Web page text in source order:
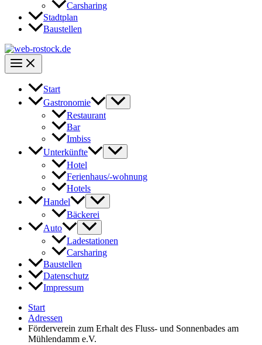
Carsharing
Stadtplan
Baustellen
Start
Gastronomie
Restaurant
Bar
Imbiss
Unterkünfte
Hotel
Ferienhaus/-wohnung
Hotels
Handel
Bäckerei
Auto
Ladestationen
Carsharing
Baustellen
Datenschutz
Impressum
Start
Adressen
Förderverein zum Erhalt des Fluss- und Sonnenbades am
Mühlendamm e.V.